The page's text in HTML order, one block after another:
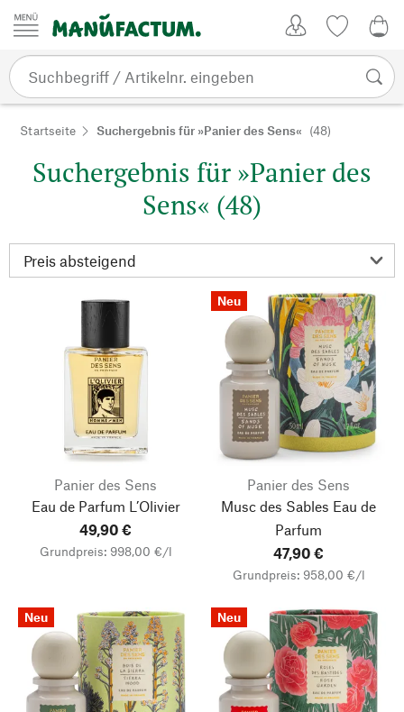
Zum Inhalt springen
Startseite Suchergebnis für »Panier des Sens« (48)
Suchergebnis für »Panier des
Sens« (48)
Panier des Sens
Eau de Parfum L’Olivier
49,90 €
Grundpreis: 998,00 €/l
Neu
Panier des Sens
Musc des Sables Eau de
Parfum
47,90 €
Grundpreis: 958,00 €/l
Neu Neu